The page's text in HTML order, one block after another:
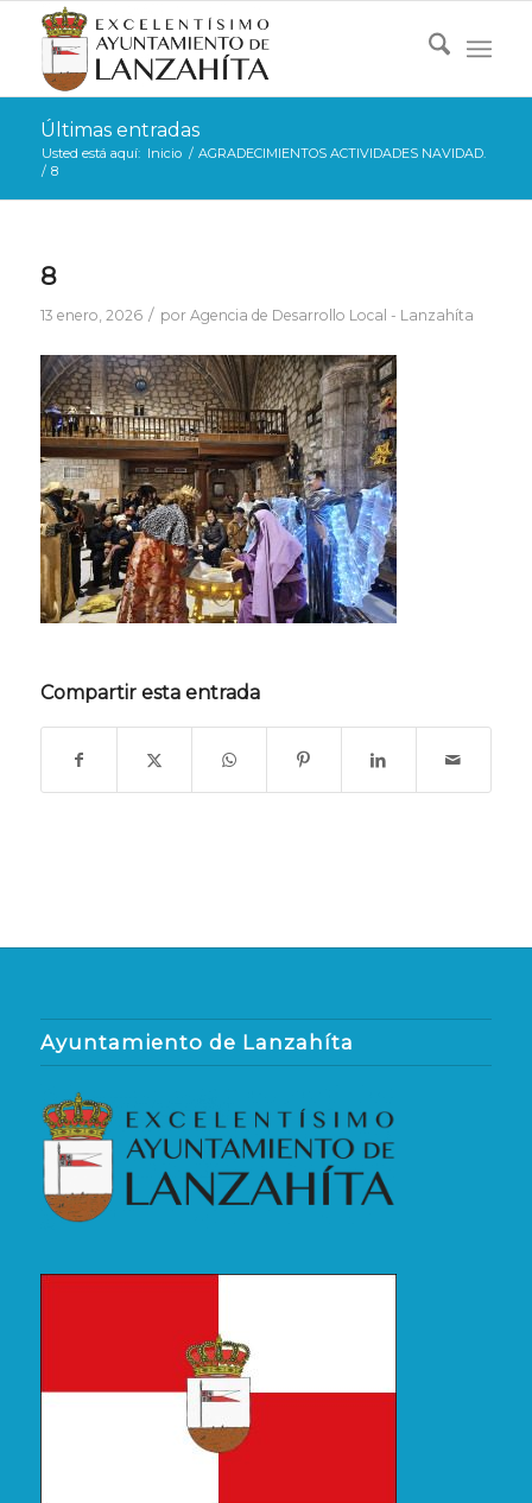
Últimas entradas
Usted está aquí: Inicio / AGRADECIMIENTOS ACTIVIDADES NAVIDAD.
/ 8
8
13 enero, 2026 / por Agencia de Desarrollo Local - Lanzahíta
Compartir esta entrada
Ayuntamiento de Lanzahíta